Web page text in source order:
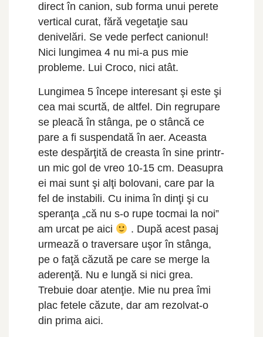
direct în canion, sub forma unui perete
vertical curat, fără vegetaţie sau
denivelări. Se vede perfect canionul!
Nici lungimea 4 nu mi-a pus mie
probleme. Lui Croco, nici atât.
Lungimea 5 începe interesant şi este şi
cea mai scurtă, de altfel. Din regrupare
se pleacă în stânga, pe o stâncă ce
pare a fi suspendată în aer. Aceasta
este despărţită de creasta în sine printr-
un mic gol de vreo 10-15 cm. Deasupra
ei mai sunt şi alţi bolovani, care par la
fel de instabili. Cu inima în dinţi şi cu
speranţa „că nu s-o rupe tocmai la noi”
am urcat pe aici
. După acest pasaj
urmează o traversare uşor în stânga,
pe o faţă căzută pe care se merge la
aderenţă. Nu e lungă si nici grea.
Trebuie doar atenţie. Mie nu prea îmi
plac fetele căzute, dar am rezolvat-o
din prima aici.